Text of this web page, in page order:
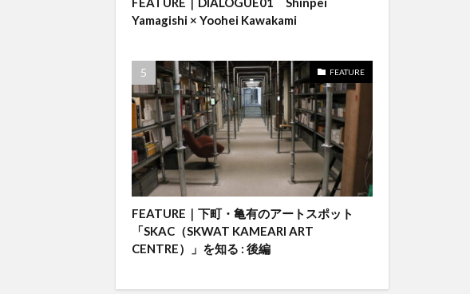
Yamagishi × Yoohei Kawakami
FEATURE
FEATURE｜下町・亀有のアートスポット
「SKAC（SKWAT KAMEARI ART
CENTRE）」を知る : 後編